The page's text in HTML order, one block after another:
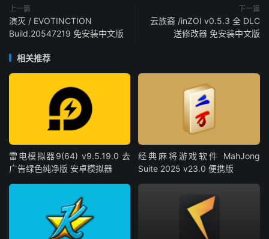
上一篇
演灭 / EVOTINCTION
Build.20547219 免安装中文版
下一篇
云族裔 /inZOI v0.5.3 全 DLC
送修改器 免安装中文版
相关推荐
雷电模拟器9(64) v9.5.19.0 去
广告绿色纯净版 安卓模拟器
经典麻将游戏软件 MahJong
Suite 2025 v23.0 便携版